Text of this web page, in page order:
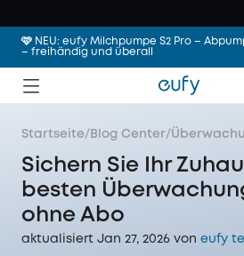
🩷 NEU: eufy Milchpumpe S2 Pro –
– freihändig und überall
Startseite/ Blog Center/
Sichern Sie Ihr
besten
ohne Abo
aktualisiert Jan 27, 2026 von eufy